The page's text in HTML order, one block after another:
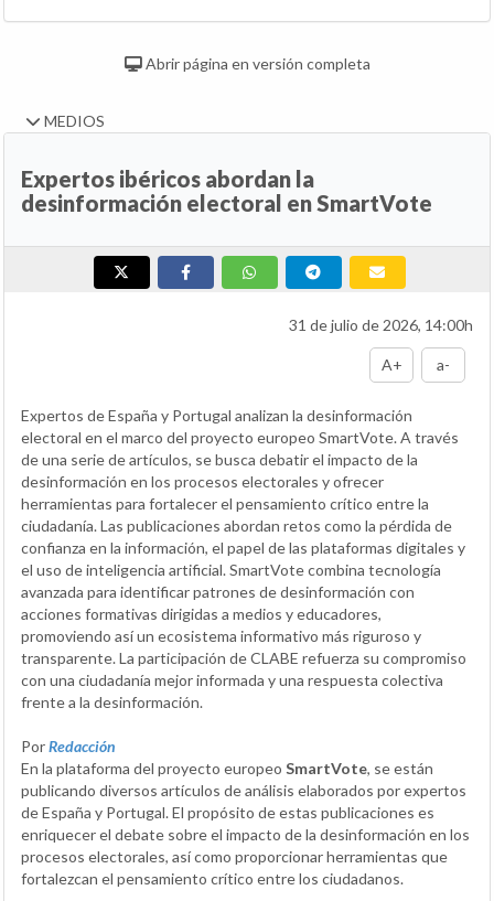
Abrir página en versión completa
MEDIOS
Expertos ibéricos abordan la
desinformación electoral en SmartVote
31 de julio de 2026, 14:00h
A+ a-
Expertos de España y Portugal analizan la desinformación
electoral en el marco del proyecto europeo SmartVote. A través
de una serie de artículos, se busca debatir el impacto de la
desinformación en los procesos electorales y ofrecer
herramientas para fortalecer el pensamiento crítico entre la
ciudadanía. Las publicaciones abordan retos como la pérdida de
confianza en la información, el papel de las plataformas digitales y
el uso de inteligencia artificial. SmartVote combina tecnología
avanzada para identificar patrones de desinformación con
acciones formativas dirigidas a medios y educadores,
promoviendo así un ecosistema informativo más riguroso y
transparente. La participación de CLABE refuerza su compromiso
con una ciudadanía mejor informada y una respuesta colectiva
frente a la desinformación.
PorRedacción
En la plataforma del proyecto europeo SmartVote, se están
publicando diversos artículos de análisis elaborados por expertos
de España y Portugal. El propósito de estas publicaciones es
enriquecer el debate sobre el impacto de la desinformación en los
procesos electorales, así como proporcionar herramientas que
fortalezcan el pensamiento crítico entre los ciudadanos.